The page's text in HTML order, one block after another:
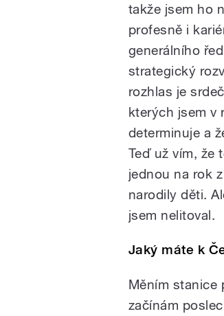
takže jsem ho
profesně i
generálního
strategický
rozhlas je
kterých jsem v
determinuje a
Teď už vím, že
jednou na rok
narodily děti.
jsem nelitoval.
Jaký máte k
Měním stanice
začínám